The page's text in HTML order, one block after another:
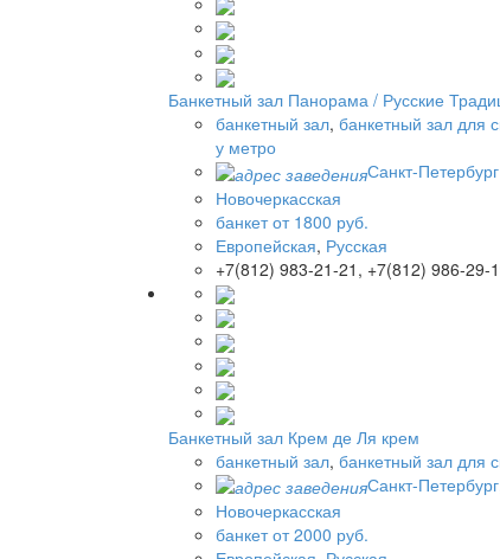
Банкетный зал Панорама / Русские
банкетный зал, банкетный зал для
у метро
Санкт-
Новочеркасская
банкет от 1800 руб.
Европейская, Русская
+7(812) 983-21-21, +7(812) 986-29-
Банкетный зал Крем де Ля крем
банкетный зал, банкетный зал для
Санкт-
Новочеркасская
банкет от 2000 руб.